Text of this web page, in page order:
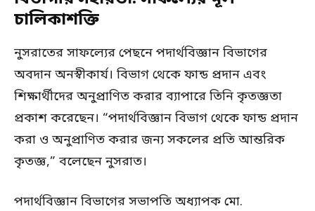
চালিকাশক্তি
নুসরাতের সাফল্যের পেছনে পদার্থবিজ্ঞান বিভাগের
অবদান অনস্বীকার্য। বিভাগ থেকে ফান্ড প্রদান এবং
শিক্ষার্থীদের অনুপ্রাণিত করার ব্যাপারে তিনি কৃতজ্ঞতা
প্রকাশ করেছেন। “পদার্থবিজ্ঞান বিভাগ থেকে ফান্ড প্রদান
করা ও অনুপ্রাণিত করার জন্য সকলের প্রতি আন্তরিক
কৃতজ্ঞ,” বলেছেন নুসরাত।
পদার্থবিজ্ঞান বিভাগের সভাপতি অধ্যাপক মো.